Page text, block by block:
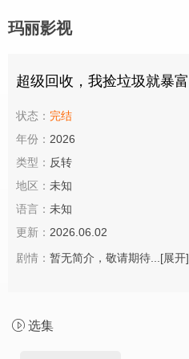
玛丽影视
超级回收，我捡垃圾就暴富
状态： 完结
年份： 2026
类型： 反转
地区： 未知
语言： 未知
更新： 2026.06.02
剧情： 暂无简介，敬请期待... [展开]
选集